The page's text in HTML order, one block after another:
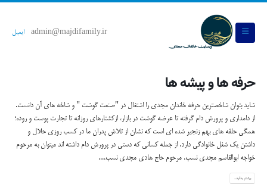
admin@majdifamily.ir ایمیل
حرفه ها و پیشه ها
شاید بتوان شاخصترین حرفه خاندان مجدی را اشتغال در "صنعت گوشت " و شاخه های آن دانست.
از دامداری و پرورش دام گرفته تا عرضه گوشت در بازار، ازکشتارهای روزانه تا تجارت پوست و روده؛
همگی حلقه های بهم زنجیر شده ای است که نشان از تلاش پدران ما در کسب روزی حلال و
داشتن یک شغل خانوادگی دارد. از جمله کسانی که دستی در پرورش دام داشته اند میتوان به مرحوم
خواجه ابوالقاسم مجدی نسب، مرحوم حاج هادی مجدی نسب،...
بیشتر بدانید...